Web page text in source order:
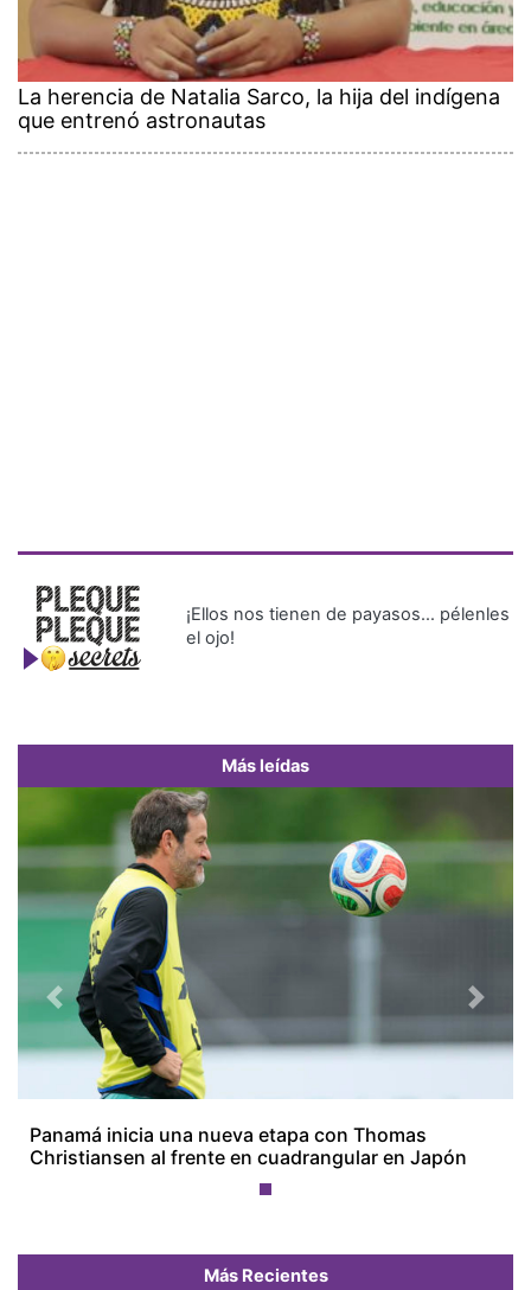
La herencia de Natalia Sarco, la hija del indígena
que entrenó astronautas
¡Ellos nos tienen de payasos… pélenles
el ojo!
Más leídas
Panamá inicia una nueva etapa con Thomas
Christiansen al frente en cuadrangular en Japón
Previous Next
Más Recientes